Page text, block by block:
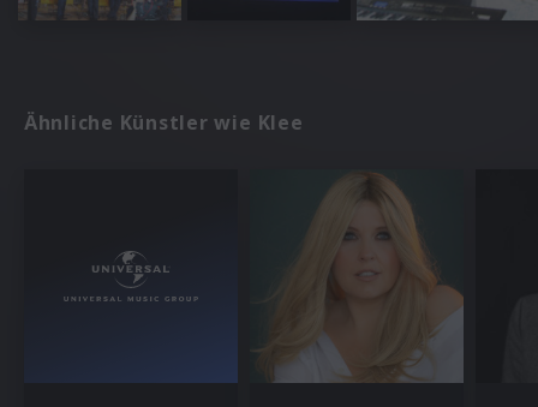
Ähnliche Künstler wie Klee